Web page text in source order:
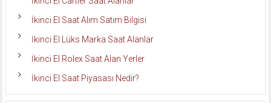
İkinci El Saat Alım Satım Bilgisi
İkinci El Lüks Marka Saat Alanlar
İkinci El Rolex Saat Alan Yerler
İkinci El Saat Piyasası Nedir?